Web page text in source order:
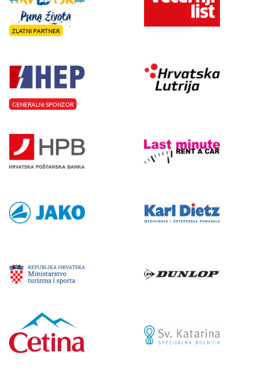
ZLATNI PARTNER
GENERALNI SPONZOR